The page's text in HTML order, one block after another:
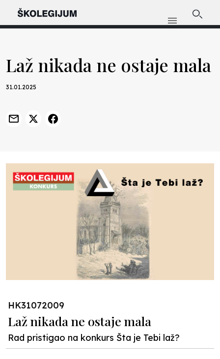
Laž nikada ne ostaje mala
31.01.2025
HK31072009
Laž nikada ne ostaje mala
Rad pristigao na konkurs Šta je Tebi laž?